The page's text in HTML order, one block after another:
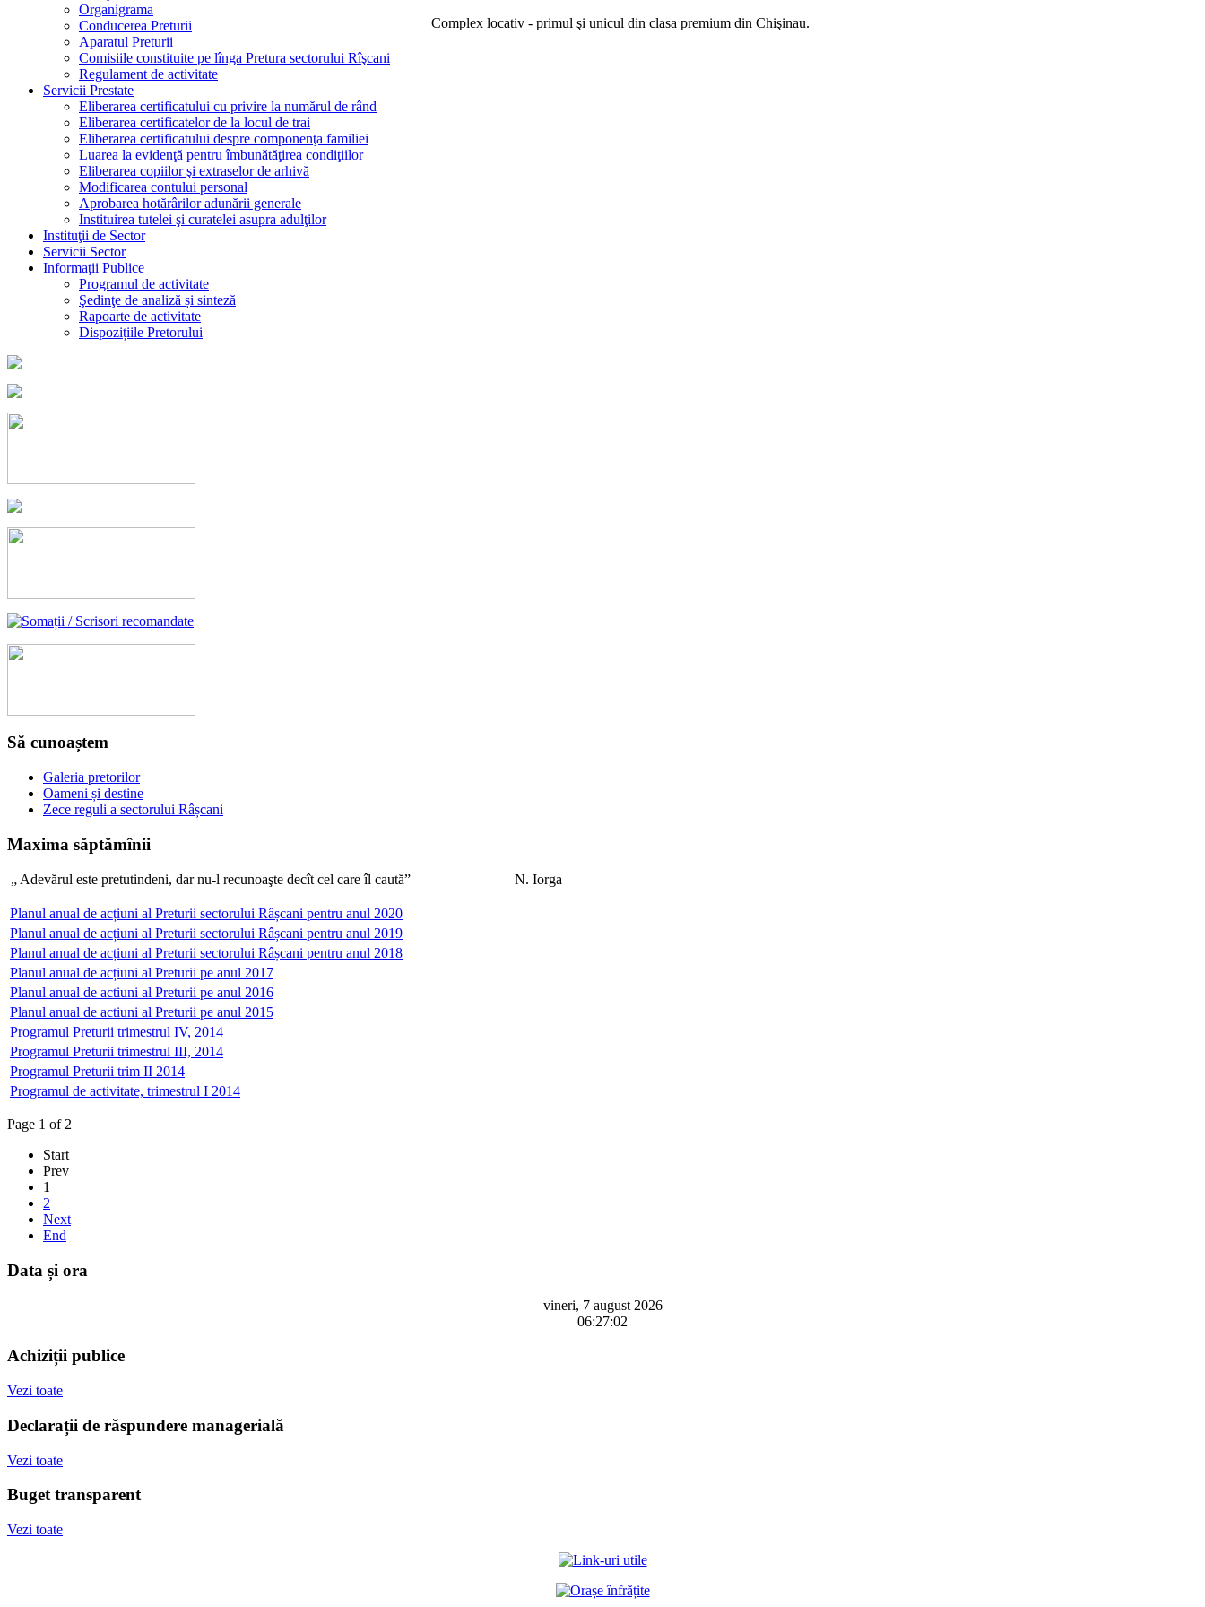
Complex locativ - primul şi unicul din clasa premium din Chişinau.
Organigrama
Conducerea Preturii
Aparatul Preturii
Comisiile constituite pe lînga Pretura sectorului Rîşcani
Regulament de activitate
Servicii Prestate
Eliberarea certificatului cu privire la numărul de rând
Eliberarea certificatelor de la locul de trai
Eliberarea certificatului despre componenţa familiei
Luarea la evidenţă pentru îmbunătăţirea condiţiilor
Eliberarea copiilor şi extraselor de arhivă
Modificarea contului personal
Aprobarea hotărârilor adunării generale
Instituirea tutelei şi curatelei asupra adulţilor
Instituţii de Sector
Servicii Sector
Informaţii Publice
Programul de activitate
Şedinţe de analiză și sinteză
Rapoarte de activitate
Dispozițiile Pretorului
Să cunoaștem
Galeria pretorilor
Oameni și destine
Zece reguli a sectorului Râșcani
Maxima săptămînii
„ Adevărul este pretutindeni, dar nu-l recunoaşte decît cel care îl caută” N. Iorga
Planul anual de acțiuni al Preturii sectorului Râșcani pentru anul 2020
Planul anual de acțiuni al Preturii sectorului Râșcani pentru anul 2019
Planul anual de acțiuni al Preturii sectorului Râșcani pentru anul 2018
Planul anual de acțiuni al Preturii pe anul 2017
Planul anual de actiuni al Preturii pe anul 2016
Planul anual de actiuni al Preturii pe anul 2015
Programul Preturii trimestrul IV, 2014
Programul Preturii trimestrul III, 2014
Programul Preturii trim II 2014
Programul de activitate, trimestrul I 2014
Page 1 of 2
Start
Prev
1
2
Next
End
Data și ora
vineri, 7 august 2026
06:27:02
Achiziții publice
Vezi toate
Declarații de răspundere managerială
Vezi toate
Buget transparent
Vezi toate